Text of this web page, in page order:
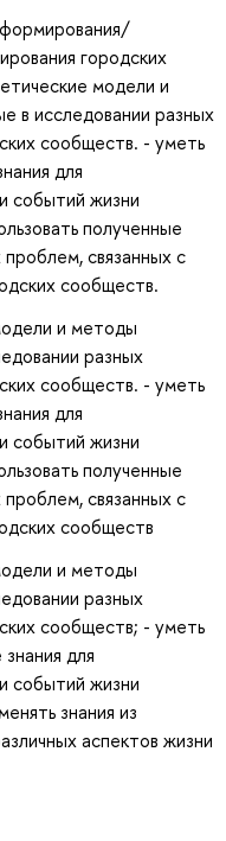
городских
модели и
в исследовании разных
сообществ. - уметь
для
событий жизни
полученные
связанных с
сообществ.
и методы
разных
сообществ. - уметь
для
событий жизни
полученные
связанных с
сообществ
и методы
разных
сообществ; - уметь
для
событий жизни
знания из
аспектов жизни